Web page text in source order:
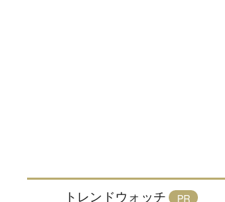
トレンドウォッチ